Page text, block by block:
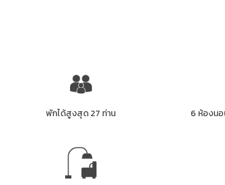
พักได้สูงสุด 27 ท่าน 6 ห้องน